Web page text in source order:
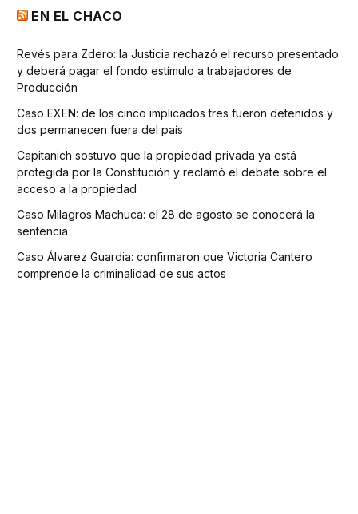
EN EL CHACO
Revés para Zdero: la Justicia rechazó el recurso presentado
y deberá pagar el fondo estímulo a trabajadores de
Producción
Caso EXEN: de los cinco implicados tres fueron detenidos y
dos permanecen fuera del país
Capitanich sostuvo que la propiedad privada ya está
protegida por la Constitución y reclamó el debate sobre el
acceso a la propiedad
Caso Milagros Machuca: el 28 de agosto se conocerá la
sentencia
Caso Álvarez Guardia: confirmaron que Victoria Cantero
comprende la criminalidad de sus actos